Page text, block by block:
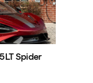
Spider